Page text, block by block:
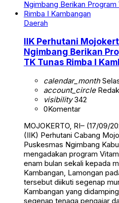
Daerah
IIK Perhutani
Ngimbang Berikan
TK Tunas Rimba I
calendar_month
account_circle
visibility342
0Komentar
MOJOKERTO, RI– (17/09/
(IIK) Perhutani Cabang
Puskesmas Ngimbang
mengadakan program
enam bulan sekali kepada
Kambangan, Lamongan
tersebut diikuti segenap
Kambangan yang
segenap tenaga pengajar